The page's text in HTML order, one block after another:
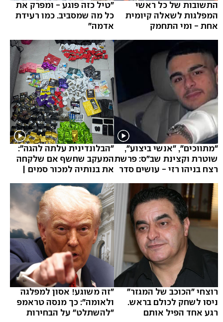
התשובות של כל ראשי
המפלגות לשאלה קיומית
אחת - ומי התחמק
"טיל כזה פוגע - ומפרק את
כל מה שמסביב. כמו רעידת
אדמה"
"מתווכים", "אנשי ביצוע",
שוטרת וקצינת שב"ס: פרשת
רצח בניהו רזי - עושים סדר
"הבלונדינית עלתה להגה":
המעקב שחשף אם שלקחה
את בנותיה למכור סמים |
רוצחי "הכוכב של המגזר"
ניסו לשחק לכולם בראש.
רגע אחד הפיל אותם
"זה משוגע! אסון למפלגה
ולאומה": כך מנסה טראמפ
"להשתלט" על הבחירות